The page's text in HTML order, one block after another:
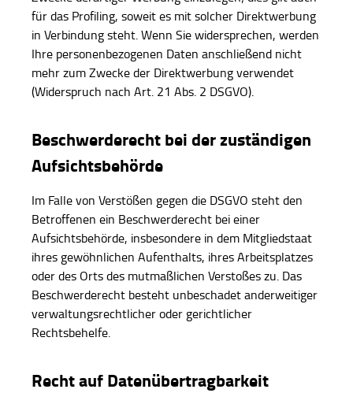
für das Profiling, soweit es mit solcher Direktwerbung
in Verbindung steht. Wenn Sie widersprechen, werden
Ihre personenbezogenen Daten anschließend nicht
mehr zum Zwecke der Direktwerbung verwendet
(Widerspruch nach Art. 21 Abs. 2 DSGVO).
Beschwerderecht bei der zuständigen
Aufsichtsbehörde
Im Falle von Verstößen gegen die DSGVO steht den
Betroffenen ein Beschwerderecht bei einer
Aufsichtsbehörde, insbesondere in dem Mitgliedstaat
ihres gewöhnlichen Aufenthalts, ihres Arbeitsplatzes
oder des Orts des mutmaßlichen Verstoßes zu. Das
Beschwerderecht besteht unbeschadet anderweitiger
verwaltungsrechtlicher oder gerichtlicher
Rechtsbehelfe.
Recht auf Datenübertragbarkeit